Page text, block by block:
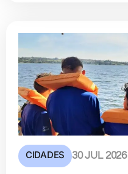
CIDADES 30 JUL 2026